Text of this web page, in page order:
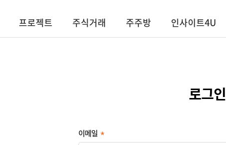
프로젝트 주식거래 주주방 인사이트4U
로그인
이메일